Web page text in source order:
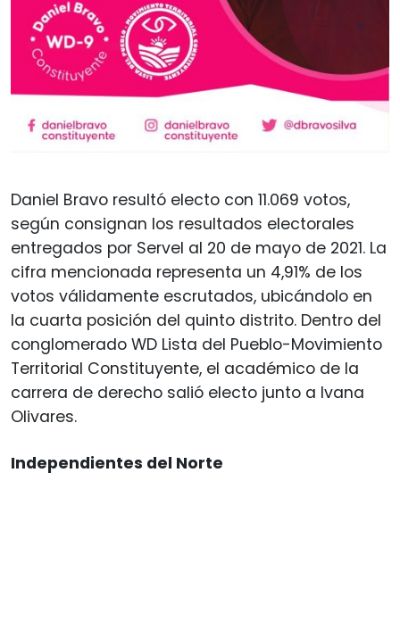
Daniel Bravo resultó electo con 11.069 votos,
según consignan los resultados electorales
entregados por Servel al 20 de mayo de 2021. La
cifra mencionada representa un 4,91% de los
votos válidamente escrutados, ubicándolo en
la cuarta posición del quinto distrito. Dentro del
conglomerado WD Lista del Pueblo-Movimiento
Territorial Constituyente, el académico de la
carrera de derecho salió electo junto a Ivana
Olivares.
Independientes del Norte